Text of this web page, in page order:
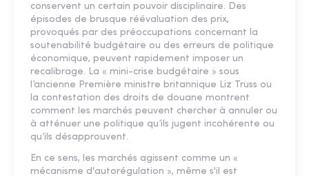
conservent un certain pouvoir disciplinaire. Des
épisodes de brusque réévaluation des prix,
provoqués par des préoccupations concernant la
soutenabilité budgétaire ou des erreurs de politique
économique, peuvent rapidement imposer un
recalibrage. La « mini-crise budgétaire » sous
l’ancienne Première ministre britannique Liz Truss ou
la contestation des droits de douane montrent
comment les marchés peuvent chercher à annuler ou
à atténuer une politique qu’ils jugent incohérente ou
qu’ils désapprouvent.
En ce sens, les marchés agissent comme un «
mécanisme d'autorégulation », même s'il est